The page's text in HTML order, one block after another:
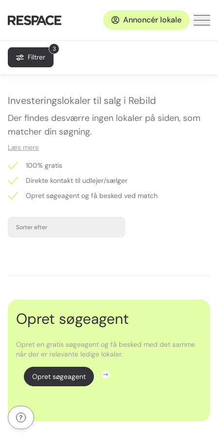
Annoncér lokale
3
Filtrer
Investeringslokaler til salg i Rebild
Der findes desværre ingen lokaler på siden, som
matcher din søgning.
Læs mere
100% gratis
Direkte kontakt til udlejer/sælger
Opret søgeagent og få besked ved match
Sorter efter
Opret søgeagent
Opret en gratis søgeagent og få besked med det samme
når der er relevante ledige lokaler.
Opret søgeagent